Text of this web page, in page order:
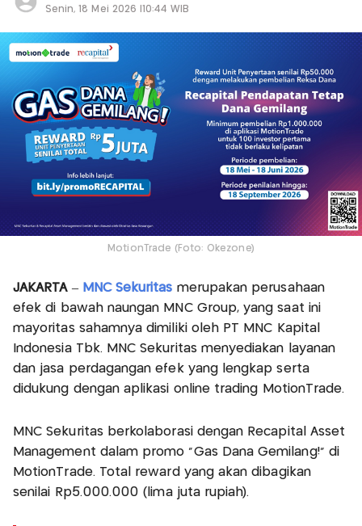
Senin, 18 Mei 2026 |10:44 WIB
MotionTrade (Foto: Okezone)
JAKARTA– MNC Sekuritas merupakan perusahaan
efek di bawah naungan MNC Group, yang saat ini
mayoritas sahamnya dimiliki oleh PT MNC Kapital
Indonesia Tbk. MNC Sekuritas menyediakan layanan
dan jasa perdagangan efek yang lengkap serta
didukung dengan aplikasi online trading MotionTrade.
MNC Sekuritas berkolaborasi dengan Recapital Asset
Management dalam promo “Gas Dana Gemilang!” di
MotionTrade. Total reward yang akan dibagikan
senilai Rp5.000.000 (lima juta rupiah).